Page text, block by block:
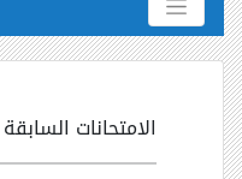
الامتحانات السابقة